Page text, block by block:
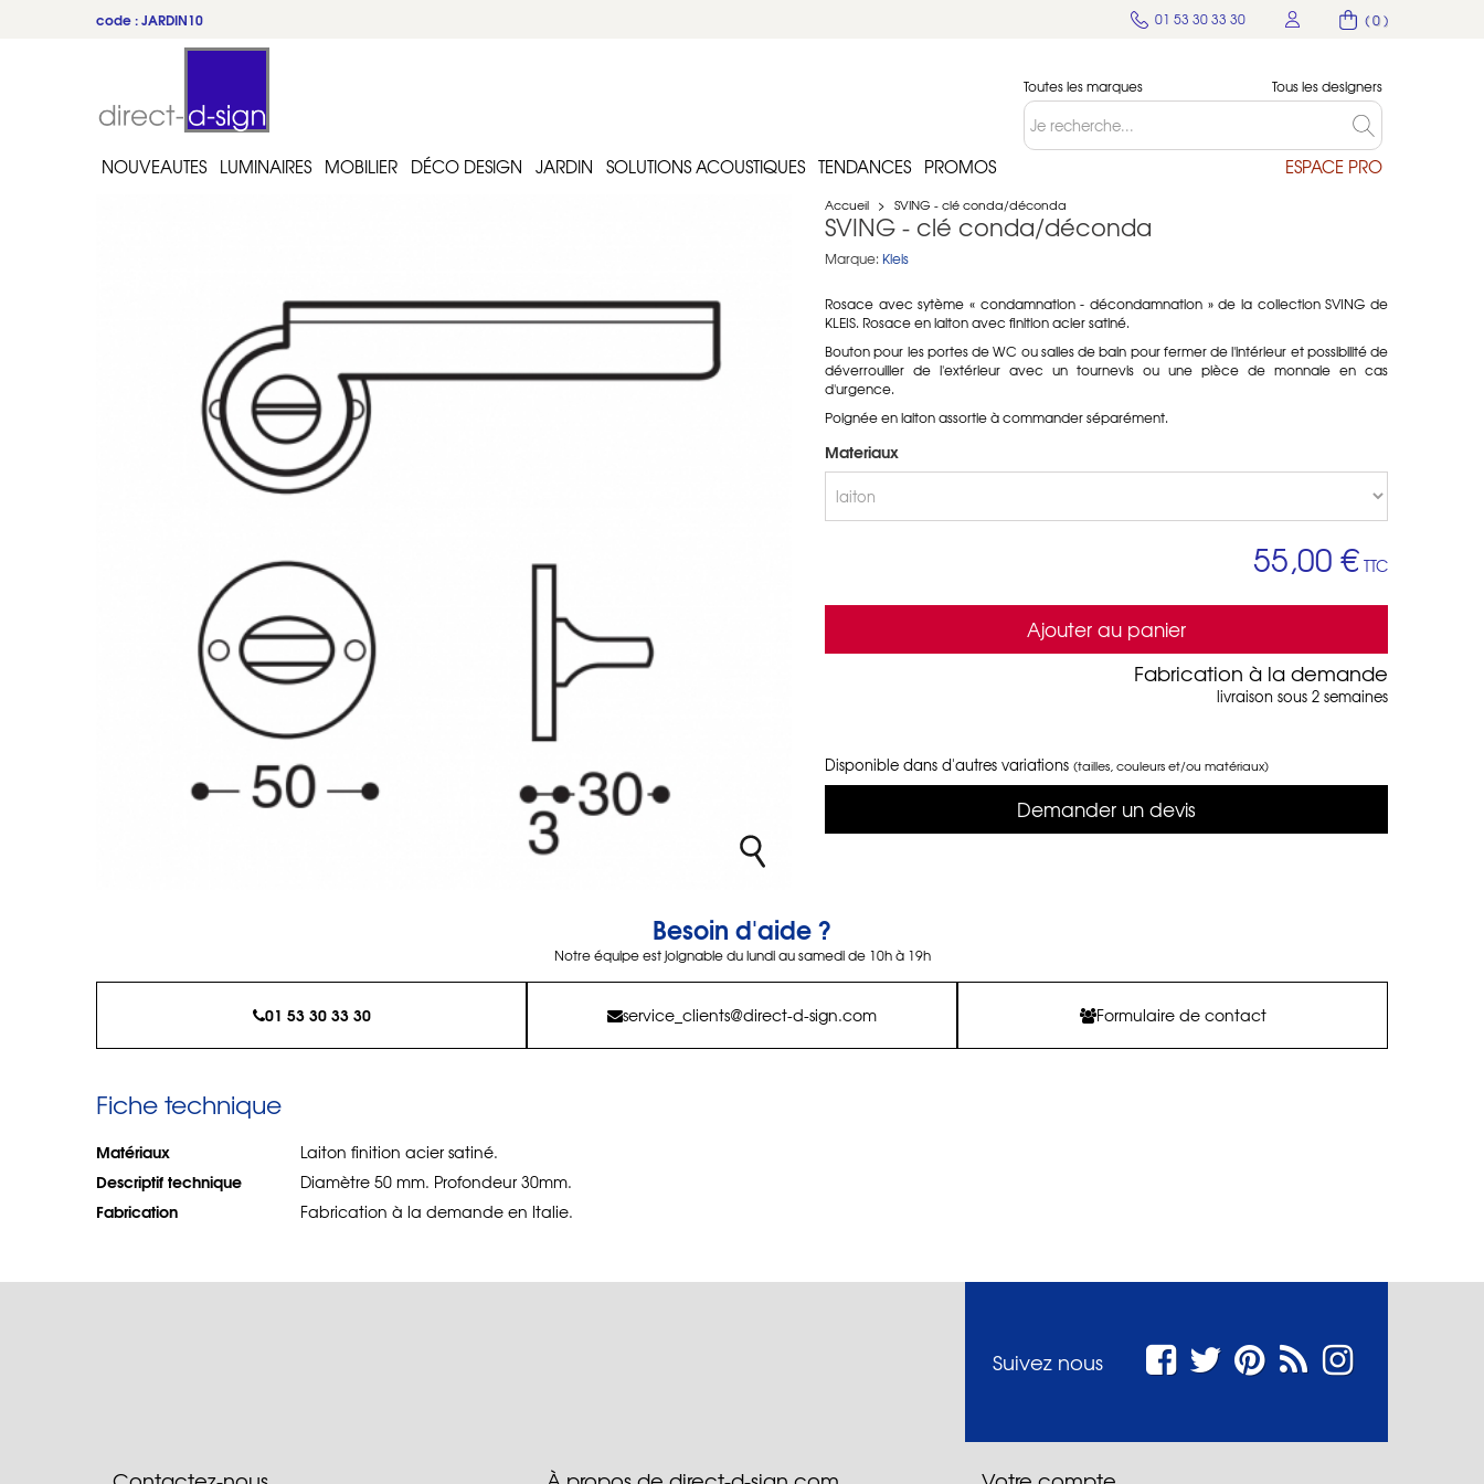
( 0 )
01 53 30 33 30
code : JARDIN10
Toutes les marques Tous les designers
NOUVEAUTES LUMINAIRES MOBILIER DÉCO DESIGN JARDIN SOLUTIONS ACOUSTIQUES TENDANCES PROMOS ESPACE PRO
Accueil > SVING - clé conda/déconda
SVING - clé conda/déconda
Marque: Kleis
Rosace avec sytème « condamnation - décondamnation » de la collection SVING de
KLEIS. Rosace en laiton avec finition acier satiné.
Bouton pour les portes de WC ou salles de bain pour fermer de l'intérieur et possibilité de
déverrouiller de l'extérieur avec un tournevis ou une pièce de monnaie en cas
d'urgence.
Poignée en laiton assortie à commander séparément.
Materiaux
55,00 € TTC
Ajouter au panier
Fabrication à la demande
livraison sous 2 semaines
Disponible dans d'autres variations (tailles, couleurs et/ou matériaux)
Demander un devis
Besoin d'aide ?
Notre équipe est joignable du lundi au samedi de 10h à 19h
01 53 30 33 30 service_clients@direct-d-sign.com Formulaire de contact
Fiche technique
Matériaux Laiton finition acier satiné.
Descriptif technique Diamètre 50 mm. Profondeur 30mm.
Fabrication Fabrication à la demande en Italie.
Suivez nous